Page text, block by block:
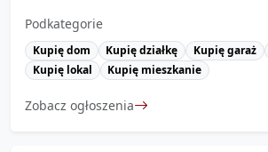
Podkategorie
Kupię dom Kupię działkę Kupię garaż
Kupię lokal
Kupię mieszkanie
Zobacz ogłoszenia